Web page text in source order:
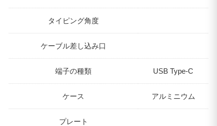
タイピング角度
ケーブル差し込み口
端子の種類 USB Type-C
ケース アルミニウム
プレート